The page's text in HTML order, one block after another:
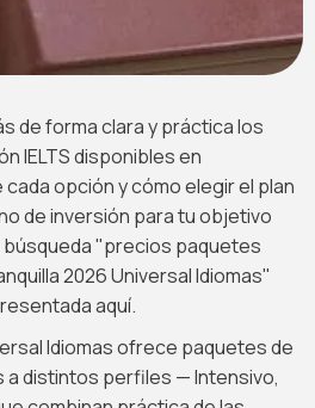
de forma clara y práctica los
IELTS disponibles en
cada opción y cómo elegir el plan
de inversión para tu objetivo
búsqueda "precios paquetes
2026 Universal Idiomas"
aquí.
Idiomas ofrece paquetes de
distintos perfiles — Intensivo,